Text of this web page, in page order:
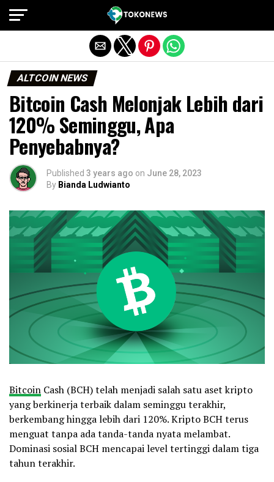
ALTCOIN NEWS
Bitcoin Cash Melonjak Lebih dari
120% Seminggu, Apa
Penyebabnya?
Published 3 years ago on June 28, 2023
By Bianda Ludwianto
Bitcoin Cash (BCH) telah menjadi salah satu aset kripto
yang berkinerja terbaik dalam seminggu terakhir,
berkembang hingga lebih dari 120%. Kripto BCH terus
menguat tanpa ada tanda-tanda nyata melambat.
Dominasi sosial BCH mencapai level tertinggi dalam tiga
tahun terakhir.
Exit mobile version